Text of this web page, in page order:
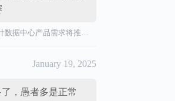
中心产品需求将推动营收加速增长
January 19, 2025
，愚者多是正常